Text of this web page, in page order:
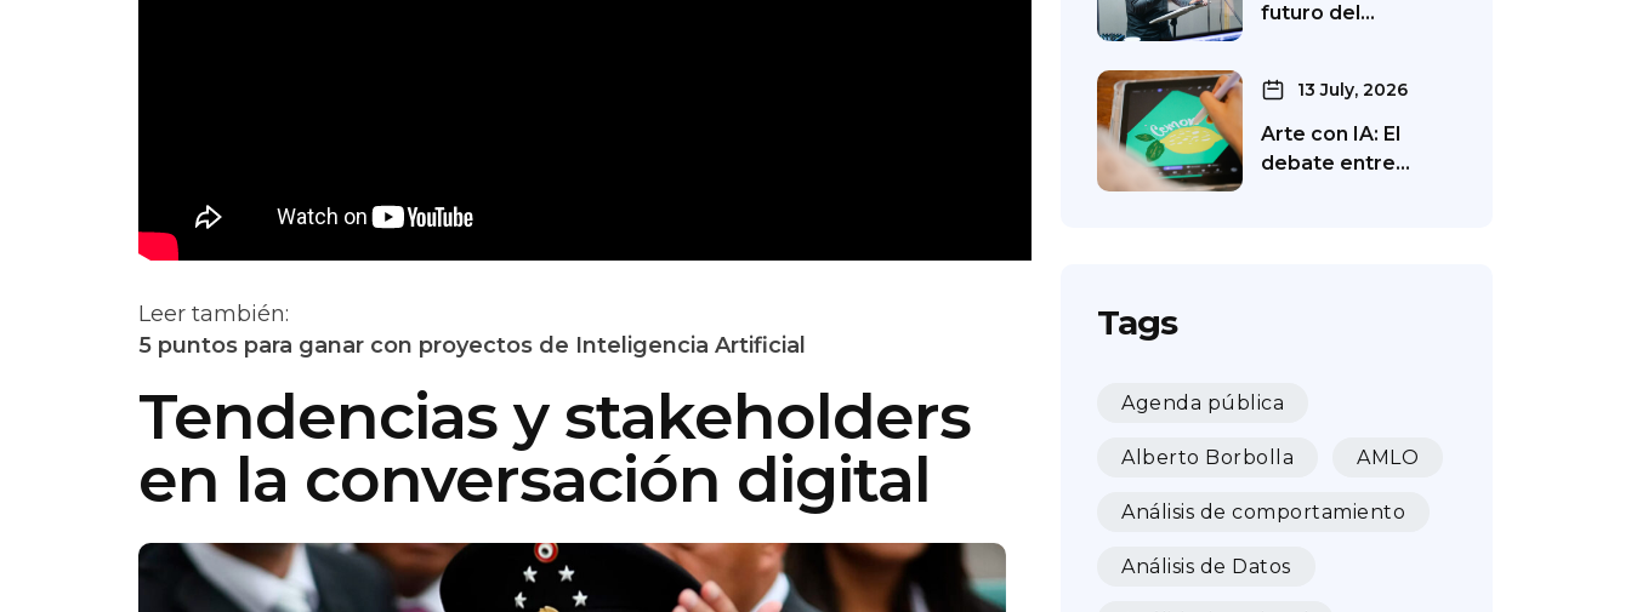
Leer también:
5 puntos para ganar con proyectos de Inteligencia Artificial
Tendencias y stakeholders
en la conversación digital
futuro del…
13 July, 2026
Arte con IA: El
debate entre…
Tags
Agenda pública
Alberto Borbolla AMLO
Análisis de comportamiento
Análisis de Datos